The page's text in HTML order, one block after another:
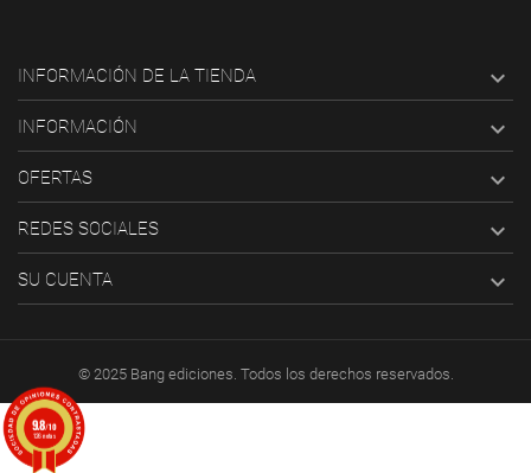
INFORMACIÓN DE LA TIENDA 
INFORMACIÓN 
OFERTAS 
REDES SOCIALES 
SU CUENTA 
© 2025 Bang ediciones. Todos los derechos reservados.
9.8/10
126 notas